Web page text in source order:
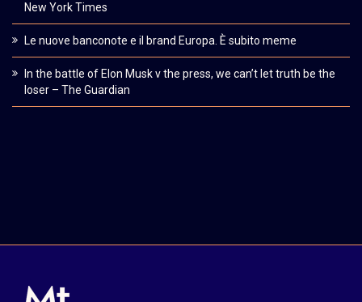
New York Times
Le nuove banconote e il brand Europa. È subito meme
In the battle of Elon Musk v the press, we can’t let truth be the
loser – The Guardian